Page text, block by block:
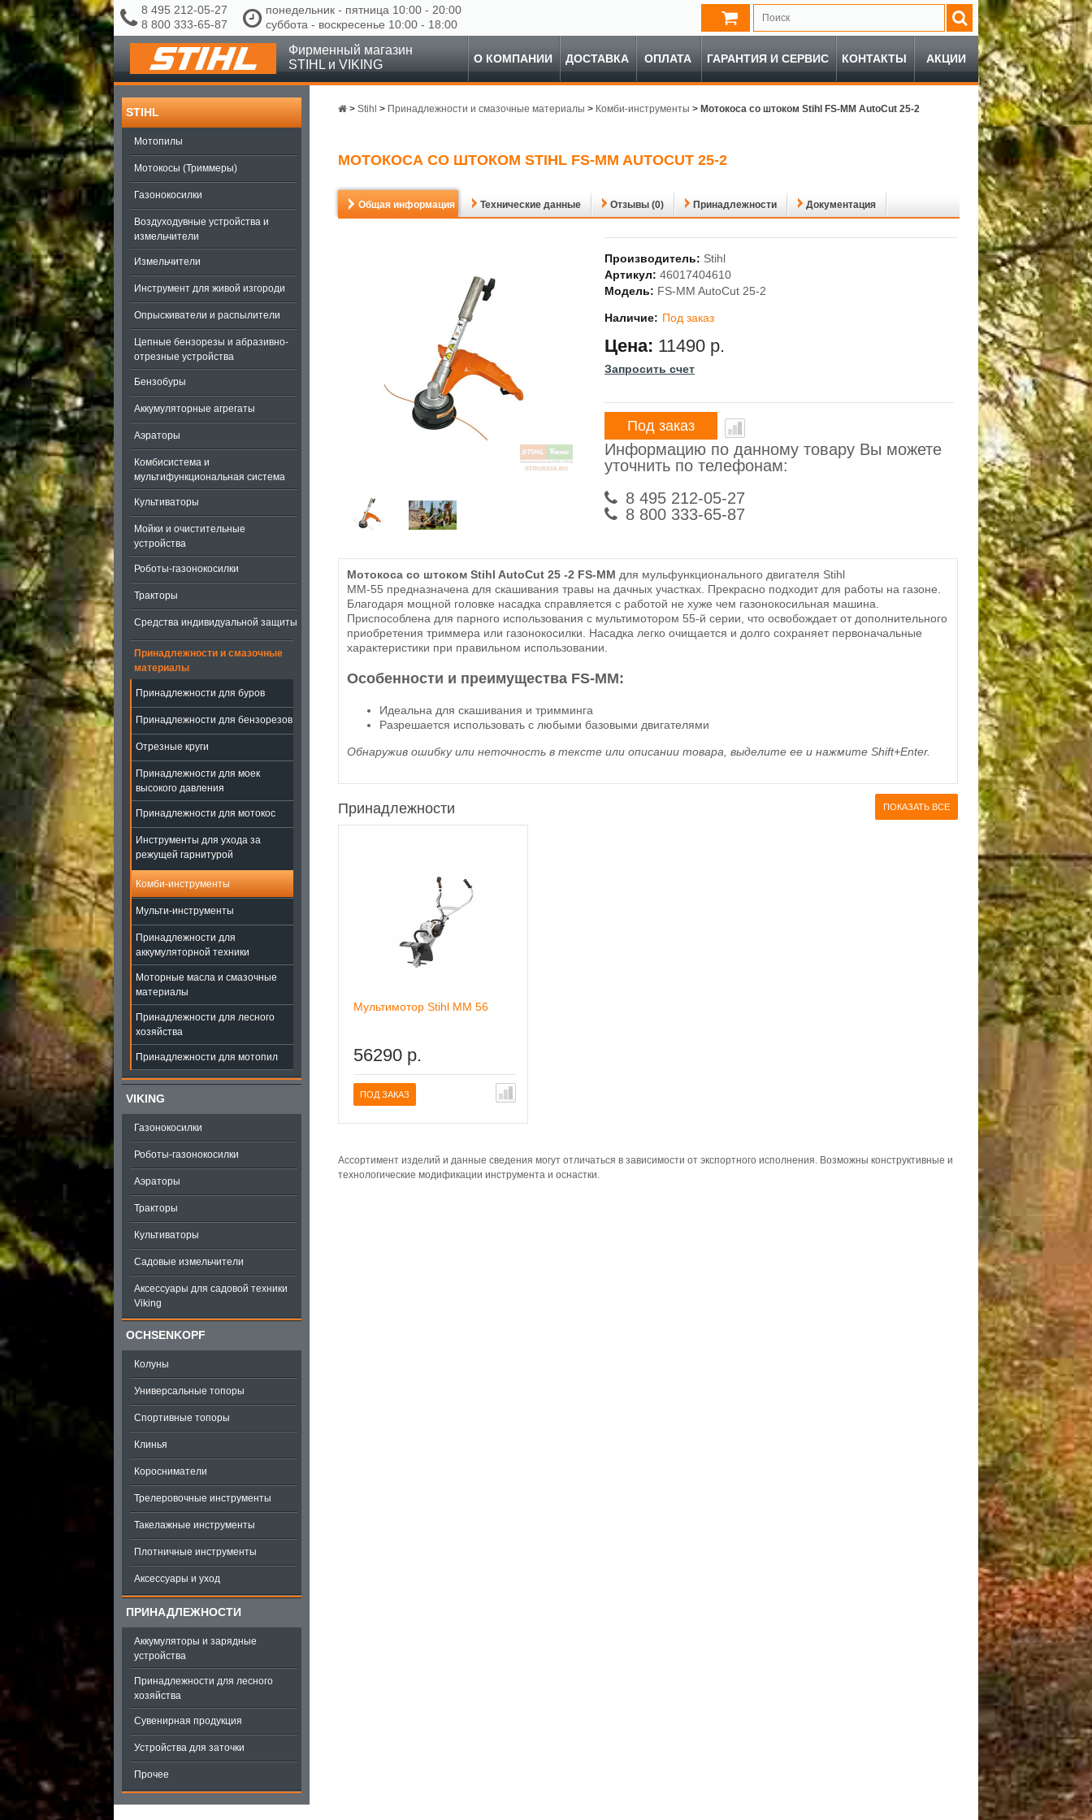
8 495 212-05-27
8 800 333-65-87
понедельник - пятница 10:00 - 20:00
суббота - воскресенье 10:00 - 18:00
Фирменный магазин
STIHL и VIKING
О КОМПАНИИ ДОСТАВКА ОПЛАТА ГАРАНТИЯ И СЕРВИС КОНТАКТЫ АКЦИИ
STIHL
Мотопилы
Мотокосы (Триммеры)
Газонокосилки
Воздуходувные устройства и
измельчители
Измельчители
Инструмент для живой изгороди
Опрыскиватели и распылители
Цепные бензорезы и абразивно-
отрезные устройства
Бензобуры
Аккумуляторные агрегаты
Аэраторы
Комбисистема и
мультифункциональная система
Культиваторы
Мойки и очистительные
устройства
Роботы-газонокосилки
Тракторы
Средства индивидуальной защиты
Принадлежности и смазочные
материалы
Принадлежности для буров
Принадлежности для бензорезов
Отрезные круги
Принадлежности для моек
высокого давления
Принадлежности для мотокос
Инструменты для ухода за
режущей гарнитурой
Комби-инструменты
Мульти-инструменты
Принадлежности для
аккумуляторной техники
Моторные масла и смазочные
материалы
Принадлежности для лесного
хозяйства
Принадлежности для мотопил
VIKING
Газонокосилки
Роботы-газонокосилки
Аэраторы
Тракторы
Культиваторы
Садовые измельчители
Аксессуары для садовой техники
Viking
OCHSENKOPF
Колуны
Универсальные топоры
Спортивные топоры
Клинья
Коросниматели
Трелеровочные инструменты
Такелажные инструменты
Плотничные инструменты
Аксессуары и уход
ПРИНАДЛЕЖНОСТИ
Аккумуляторы и зарядные
устройства
Принадлежности для лесного
хозяйства
Сувенирная продукция
Устройства для заточки
Прочее
> Stihl > Принадлежности и смазочные материалы > Комби-инструменты > Мотокоса со штоком Stihl FS-MM AutoCut 25-2
МОТОКОСА СО ШТОКОМ STIHL FS-MM AUTOCUT 25-2
Общая информация Технические данные Отзывы (0) Принадлежности Документация
Производитель: Stihl
Артикул: 46017404610
Модель: FS-MM AutoCut 25-2
Наличие: Под заказ
Цена: 11490 р.
Запросить счет
Под заказ
Информацию по данному товару Вы можете
уточнить по телефонам:
8 495 212-05-27
8 800 333-65-87
Мотокоса со штоком Stihl AutoCut 25 -2 FS-MM для мульфункционального двигателя Stihl
ММ-55 предназначена для скашивания травы на дачных участках. Прекрасно подходит для работы на газоне.
Благодаря мощной головке насадка справляется с работой не хуже чем газонокосильная машина.
Приспособлена для парного использования с мультимотором 55-й серии, что освобождает от дополнительного
приобретения триммера или газонокосилки. Насадка легко очищается и долго сохраняет первоначальные
характеристики при правильном использовании.
Особенности и преимущества FS-MM:
Идеальна для скашивания и тримминга
Разрешается использовать с любыми базовыми двигателями
Обнаружив ошибку или неточность в тексте или описании товара, выделите ее и нажмите Shift+Enter.
Принадлежности ПОКАЗАТЬ ВСЕ
Мультимотор Stihl MM 56
56290 р.
ПОД ЗАКАЗ
Ассортимент изделий и данные сведения могут отличаться в зависимости от экспортного исполнения. Возможны конструктивные и
технологические модификации инструмента и оснастки.